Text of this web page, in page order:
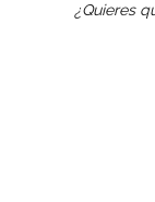
¿Quieres